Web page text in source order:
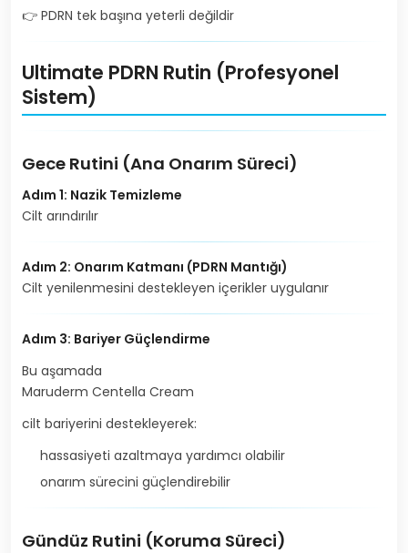
👉 PDRN tek başına yeterli değildir
Ultimate PDRN Rutin (Profesyonel
Sistem)
Gece Rutini (Ana Onarım Süreci)
Adım 1: Nazik Temizleme
Cilt arındırılır
Adım 2: Onarım Katmanı (PDRN Mantığı)
Cilt yenilenmesini destekleyen içerikler uygulanır
Adım 3: Bariyer Güçlendirme
Bu aşamada
Maruderm Centella Cream
cilt bariyerini destekleyerek:
hassasiyeti azaltmaya yardımcı olabilir
onarım sürecini güçlendirebilir
Gündüz Rutini (Koruma Süreci)